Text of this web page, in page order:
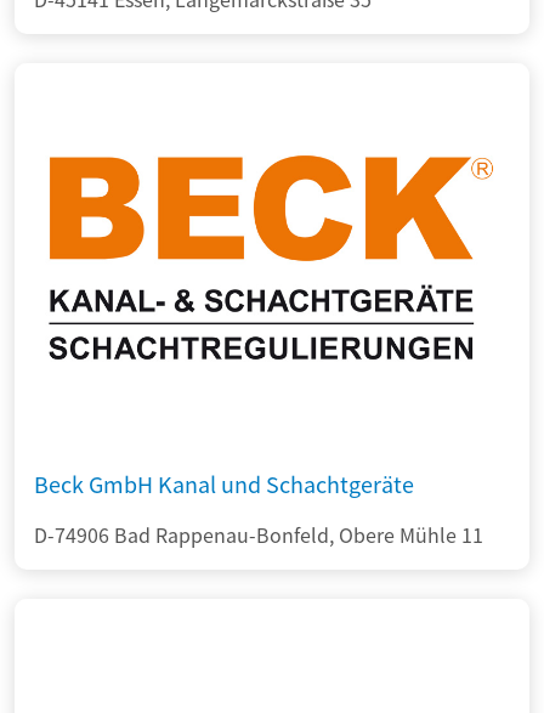
Beck GmbH Kanal und Schachtgeräte
D-74906 Bad Rappenau-Bonfeld, Obere Mühle 11